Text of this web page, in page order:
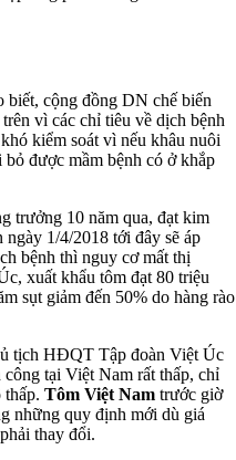
biết, cộng đồng DN chế biến
vì các chỉ tiêu về dịch bệnh
kiểm soát vì nếu khâu nuôi
được mầm bệnh có ở khắp
trưởng 10 năm qua, đạt kim
1/4/2018 tới đây sẽ áp
bệnh thì nguy cơ mất thị
xuất khẩu tôm đạt 80 triệu
sụt giảm đến 50% do hàng rào
tịch HĐQT Tập đoàn Việt Úc
tại Việt Nam rất thấp, chỉ
thấp. Tôm Việt Nam trước giờ
những quy định mới dù giá
thay đổi.